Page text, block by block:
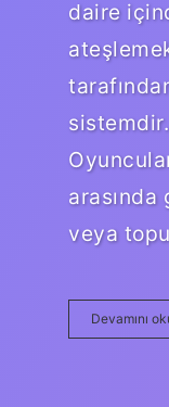
daire
arasında
veya
Devamını